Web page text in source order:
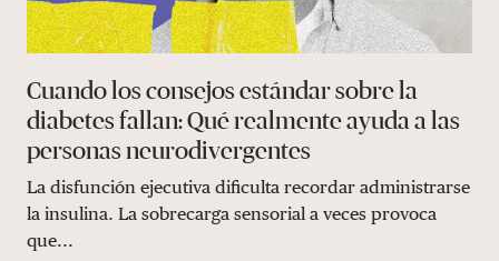
Cuando los consejos estándar sobre la
diabetes fallan: Qué realmente ayuda a las
personas neurodivergentes
La disfunción ejecutiva dificulta recordar administrarse
la insulina. La sobrecarga sensorial a veces provoca
que...